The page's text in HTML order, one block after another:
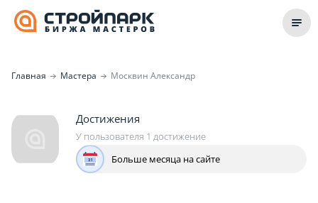
Главная Мастера Москвин Александр
Достижения
У пользователя 1 достижение
Больше месяца на сайте